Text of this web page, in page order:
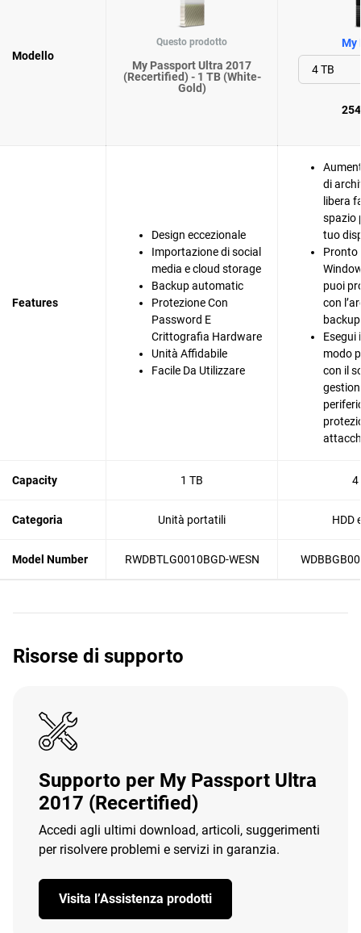
Modello
Questo prodotto
My Passport Ultra 2017
(Recertified) - 1 TB (White-
Gold)
My
Features
Design eccezionale
Importazione di social
media e cloud storage
Backup automatic
Protezione Con
Password E
Crittografia Hardware
Unità Affidabile
Facile Da Utilizzare
di
libera
spazio
tuo
Pronto
puoi
con
Esegui
modo
con il
Capacity 1 TB 4
Categoria Unità portatili HDD
Model Number RWDBTLG0010BGD-WESN
Risorse di supporto
Supporto per My Passport Ultra
2017 (Recertified)
Accedi agli ultimi download, articoli, suggerimenti
per risolvere problemi e servizi in garanzia.
Visita l’Assistenza prodotti